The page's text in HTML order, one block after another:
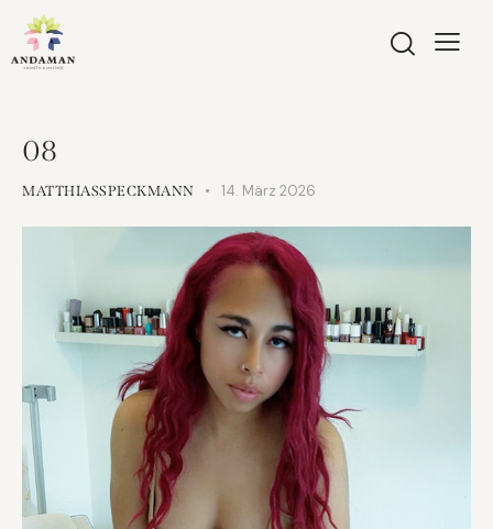
08
MATTHIASSPECKMANN 14. März 2026